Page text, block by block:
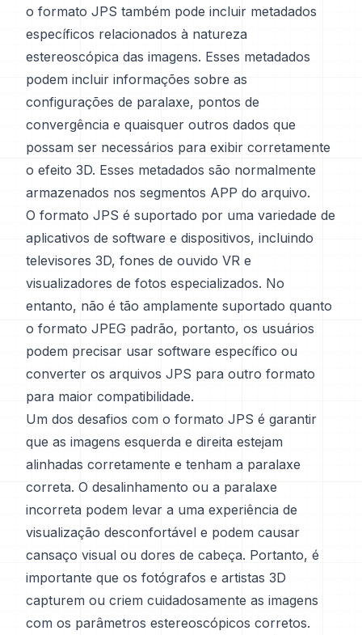
o formato JPS também pode incluir metadados
específicos relacionados à natureza
estereoscópica das imagens. Esses metadados
podem incluir informações sobre as
configurações de paralaxe, pontos de
convergência e quaisquer outros dados que
possam ser necessários para exibir corretamente
o efeito 3D. Esses metadados são normalmente
armazenados nos segmentos APP do arquivo.
O formato JPS é suportado por uma variedade de
aplicativos de software e dispositivos, incluindo
televisores 3D, fones de ouvido VR e
visualizadores de fotos especializados. No
entanto, não é tão amplamente suportado quanto
o formato JPEG padrão, portanto, os usuários
podem precisar usar software específico ou
converter os arquivos JPS para outro formato
para maior compatibilidade.
Um dos desafios com o formato JPS é garantir
que as imagens esquerda e direita estejam
alinhadas corretamente e tenham a paralaxe
correta. O desalinhamento ou a paralaxe
incorreta podem levar a uma experiência de
visualização desconfortável e podem causar
cansaço visual ou dores de cabeça. Portanto, é
importante que os fotógrafos e artistas 3D
capturem ou criem cuidadosamente as imagens
com os parâmetros estereoscópicos corretos.